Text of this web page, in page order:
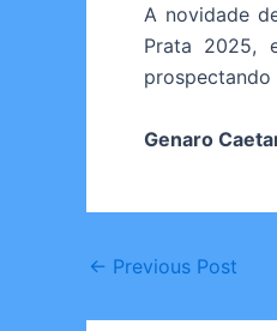
A novidade
Prata 2025,
Genaro
← Previous Post